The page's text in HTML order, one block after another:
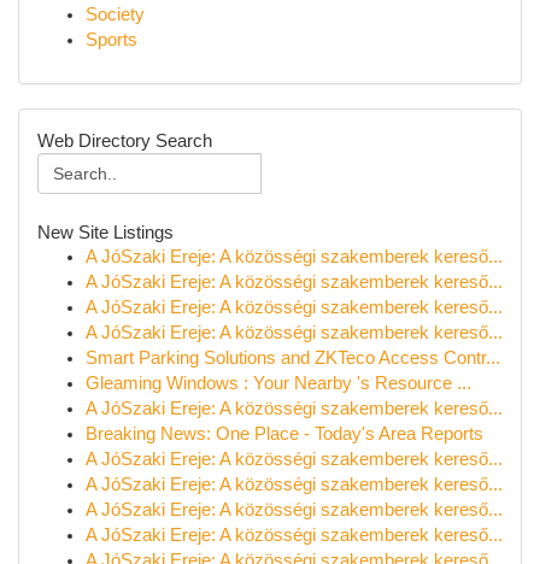
Society
Sports
Web Directory Search
New Site Listings
A JóSzaki Ereje: A közösségi szakemberek kereső...
A JóSzaki Ereje: A közösségi szakemberek kereső...
A JóSzaki Ereje: A közösségi szakemberek kereső...
A JóSzaki Ereje: A közösségi szakemberek kereső...
Smart Parking Solutions and ZKTeco Access Contr...
Gleaming Windows : Your Nearby 's Resource ...
A JóSzaki Ereje: A közösségi szakemberek kereső...
Breaking News: One Place - Today's Area Reports
A JóSzaki Ereje: A közösségi szakemberek kereső...
A JóSzaki Ereje: A közösségi szakemberek kereső...
A JóSzaki Ereje: A közösségi szakemberek kereső...
A JóSzaki Ereje: A közösségi szakemberek kereső...